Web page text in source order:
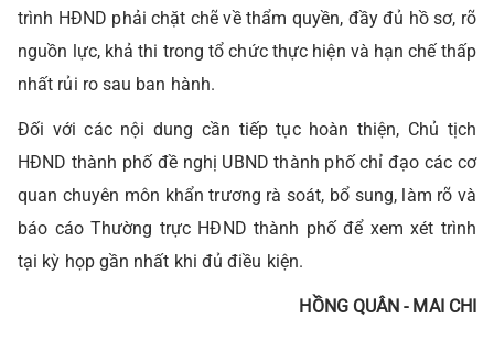
trình HĐND phải chặt chẽ về thẩm quyền, đầy đủ hồ sơ, rõ
nguồn lực, khả thi trong tổ chức thực hiện và hạn chế thấp
nhất rủi ro sau ban hành.
Đối với các nội dung cần tiếp tục hoàn thiện, Chủ tịch
HĐND thành phố đề nghị UBND thành phố chỉ đạo các cơ
quan chuyên môn khẩn trương rà soát, bổ sung, làm rõ và
báo cáo Thường trực HĐND thành phố để xem xét trình
tại kỳ họp gần nhất khi đủ điều kiện.
HỒNG QUÂN - MAI CHI